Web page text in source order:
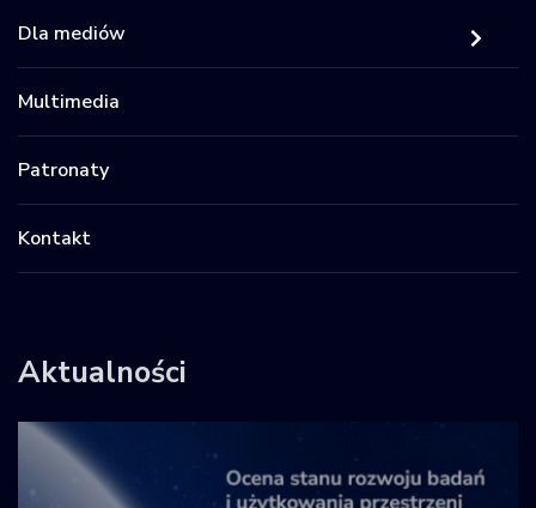
Dla mediów
Multimedia
Patronaty
Kontakt
Aktualności